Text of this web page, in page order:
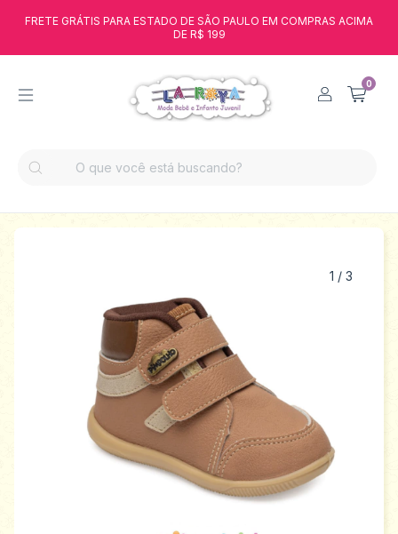
FRETE GRÁTIS PARA ESTADO DE SÃO PAULO EM COMPRAS ACIMA
DE R$ 199
0
1 / 3